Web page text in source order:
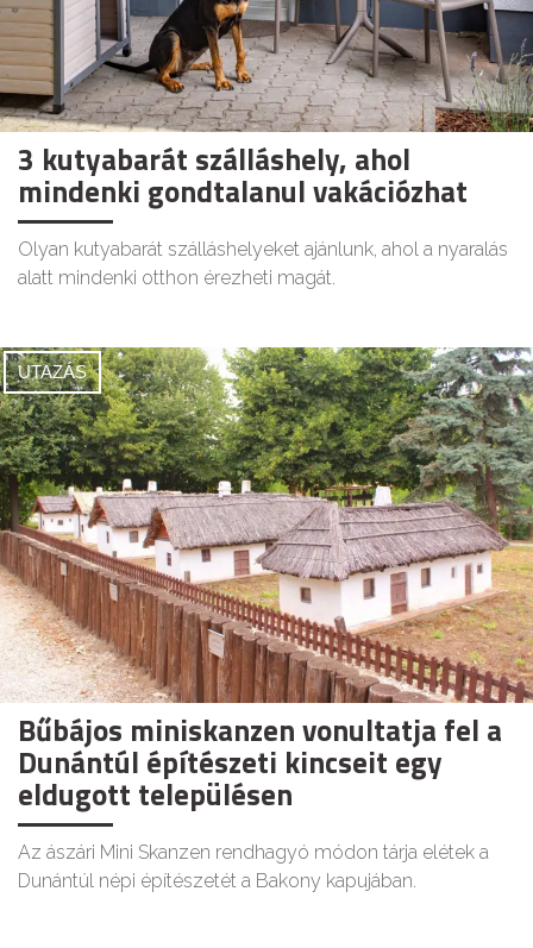
3 kutyabarát szálláshely, ahol
mindenki gondtalanul vakációzhat
Olyan kutyabarát szálláshelyeket ajánlunk, ahol a nyaralás
alatt mindenki otthon érezheti magát.
UTAZÁS
Bűbájos miniskanzen vonultatja fel a
Dunántúl építészeti kincseit egy
eldugott településen
Az ászári Mini Skanzen rendhagyó módon tárja elétek a
Dunántúl népi építészetét a Bakony kapujában.